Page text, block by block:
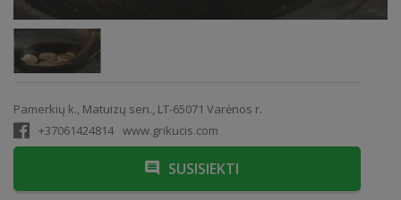
Pamerkių k., Matuizų sen., LT-65071 Varėnos r.
+37061424814 www.grikucis.com
SUSISIEKTI